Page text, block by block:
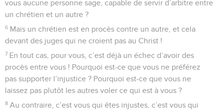
vous aucune personne sage, capable de servir d’arbitre entre
un chrétien et un autre ?
6 Mais un chrétien est en procès contre un autre, et cela
devant des juges qui ne croient pas au Christ !
7 En tout cas, pour vous, c’est déjà un échec d’avoir des
procès entre vous ! Pourquoi est-ce que vous ne préférez
pas supporter l’injustice ? Pourquoi est-ce que vous ne
laissez pas plutôt les autres voler ce qui est à vous ?
8 Au contraire, c’est vous qui êtes injustes, c’est vous qui